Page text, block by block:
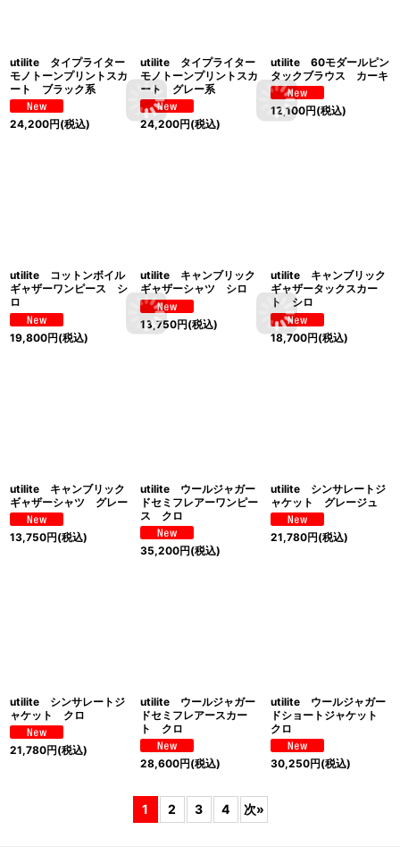
utilite タイプライター
モノトーンプリントスカ
ート ブラック系
24,200円(税込)
utilite タイプライター
モノトーンプリントスカ
ート グレー系
24,200円(税込)
utilite 60モダールピン
タックブラウス カーキ
12,100円(税込)
utilite コットンボイル
ギャザーワンピース シ
ロ
19,800円(税込)
utilite キャンブリック
ギャザーシャツ シロ
13,750円(税込)
utilite キャンブリック
ギャザータックスカー
ト シロ
18,700円(税込)
utilite キャンブリック
ギャザーシャツ グレー
13,750円(税込)
utilite ウールジャガー
ドセミフレアーワンピー
ス クロ
35,200円(税込)
utilite シンサレートジ
ャケット グレージュ
21,780円(税込)
utilite シンサレートジ
ャケット クロ
21,780円(税込)
utilite ウールジャガー
ドセミフレアースカー
ト クロ
28,600円(税込)
utilite ウールジャガー
ドショートジャケット
クロ
30,250円(税込)
1 2 3 4 次»